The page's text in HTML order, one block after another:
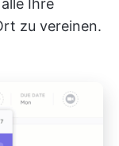
Ihre
zu vereinen.